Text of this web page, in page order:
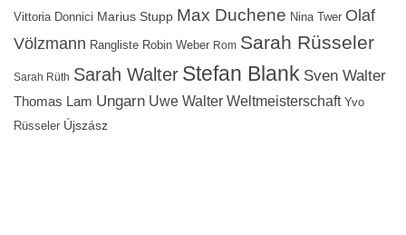
Vittoria Donnici Marius Stupp Max Duchene Nina Twer Olaf
Völzmann Rangliste Robin Weber Rom Sarah Rüsseler
Sarah Rüth Sarah Walter Stefan Blank Sven Walter
Thomas Lam Ungarn Uwe Walter Weltmeisterschaft Yvo
Rüsseler Újszász